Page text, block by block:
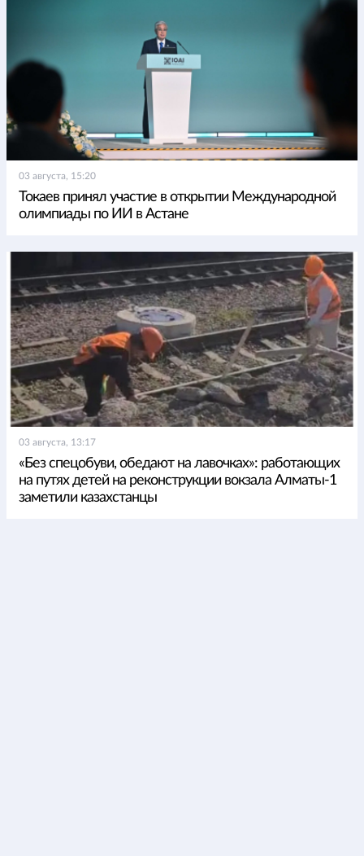
03 августа, 15:20
Токаев принял участие в открытии Международной
олимпиады по ИИ в Астане
03 августа, 13:17
«Без спецобуви, обедают на лавочках»: работающих
на путях детей на реконструкции вокзала Алматы-1
заметили казахстанцы